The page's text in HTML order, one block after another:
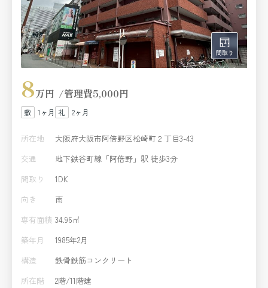
8万円 管理費5,000円
1ヶ月 2ヶ月
所在地
大阪府大阪市阿倍野区松崎町２丁目3-43
交通
地下鉄谷町線「阿倍野」駅 徒歩3分
間取り
1DK
向き
南
専有面積 34.96㎡
築年月
1985年2月
構造
鉄骨鉄筋コンクリート
所在階
2階/11階建